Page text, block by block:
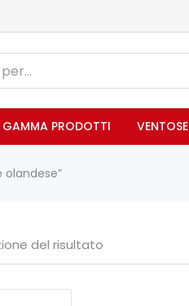
GAMMA PRODOTTI VENTOSE
del risultato